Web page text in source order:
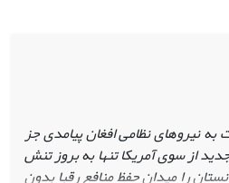
به نیروهای نظامی افغان پیامدی جز
از سوی آمریکا تنها به بروز تنش
را میدان حفظ منافع رقبا بدون